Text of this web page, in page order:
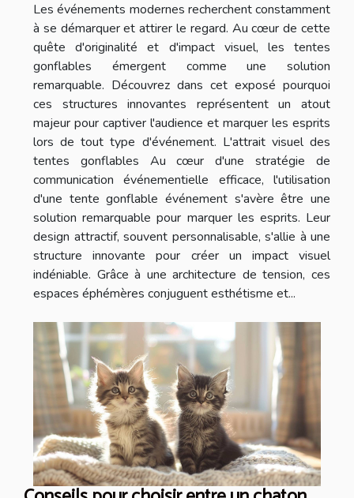
Les événements modernes recherchent constamment
à se démarquer et attirer le regard. Au cœur de cette
quête d'originalité et d'impact visuel, les tentes
gonflables émergent comme une solution
remarquable. Découvrez dans cet exposé pourquoi
ces structures innovantes représentent un atout
majeur pour captiver l'audience et marquer les esprits
lors de tout type d'événement. L'attrait visuel des
tentes gonflables Au cœur d'une stratégie de
communication événementielle efficace, l'utilisation
d'une tente gonflable événement s'avère être une
solution remarquable pour marquer les esprits. Leur
design attractif, souvent personnalisable, s'allie à une
structure innovante pour créer un impact visuel
indéniable. Grâce à une architecture de tension, ces
espaces éphémères conjuguent esthétisme et...